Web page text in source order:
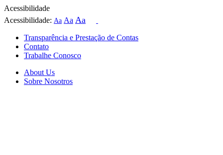
Acessibilidade
Acessibilidade: Aa Aa Aa
Transparência e Prestação de Contas
Contato
Trabalhe Conosco
About Us
Sobre Nosotros